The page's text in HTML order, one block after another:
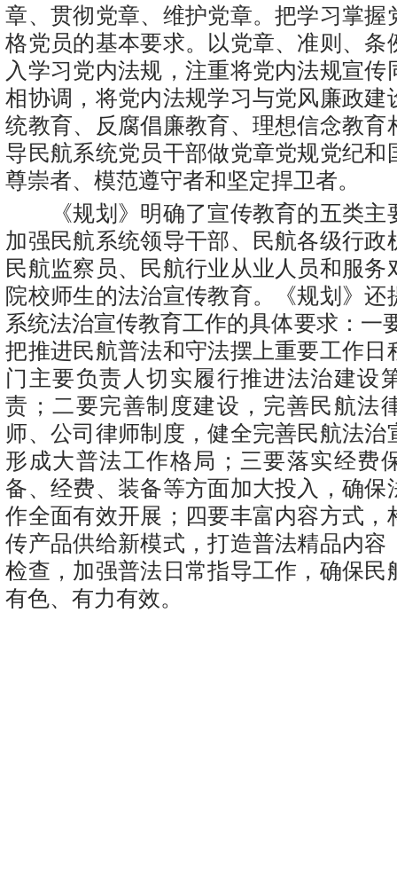
章、贯彻党章、维护党章。把学习掌握
格党员的基本要求。以党章、准则、条
入学习党内法规，注重将党内法规宣传
相协调，将党内法规学习与党风廉政建
统教育、反腐倡廉教育、理想信念教育
导民航系统党员干部做党章党规党纪和
尊崇者、模范遵守者和坚定捍卫者。
《规划》明确了宣传教育的五类主
加强民航系统领导干部、民航各级行政
民航监察员、民航行业从业人员和服务
院校师生的法治宣传教育。《规划》还
系统法治宣传教育工作的具体要求：一
把推进民航普法和守法摆上重要工作日
门主要负责人切实履行推进法治建设
责；二要完善制度建设，完善民航法
师、公司律师制度，健全完善民航法治
形成大普法工作格局；三要落实经费
备、经费、装备等方面加大投入，确保
作全面有效开展；四要丰富内容方式，
传产品供给新模式，打造普法精品内容
检查，加强普法日常指导工作，确保民
有色、有力有效。